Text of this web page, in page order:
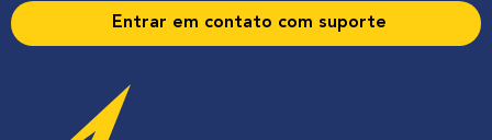
Entrar em contato com suporte